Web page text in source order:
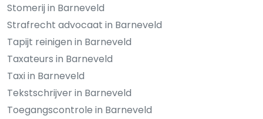
Stomerij in Barneveld
Strafrecht advocaat in Barneveld
Tapijt reinigen in Barneveld
Taxateurs in Barneveld
Taxi in Barneveld
Tekstschrijver in Barneveld
Toegangscontrole in Barneveld